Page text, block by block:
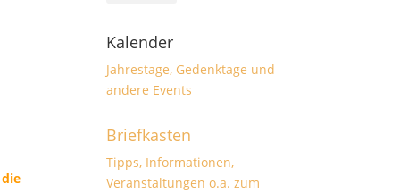
Kalender
Jahrestage, Gedenktage und
andere Events
Briefkasten
Tipps, Informationen,
Veranstaltungen o.ä. zum